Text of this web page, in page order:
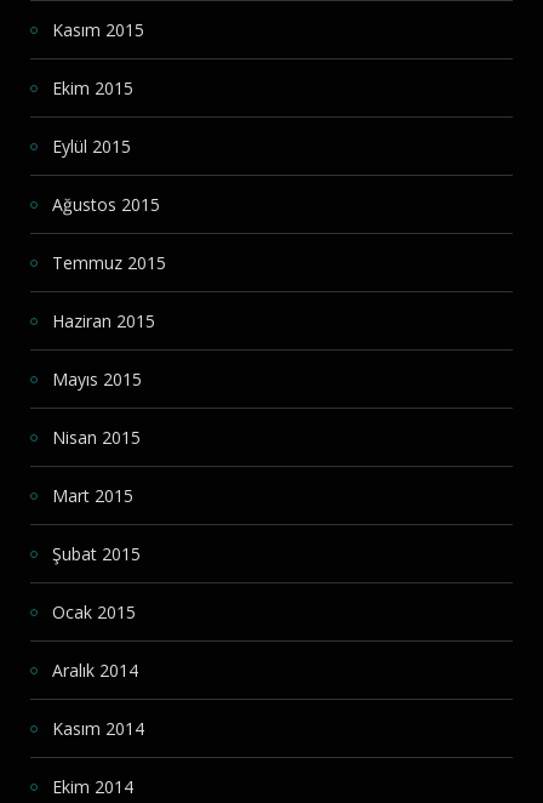
Kasım 2015
Ekim 2015
Eylül 2015
Ağustos 2015
Temmuz 2015
Haziran 2015
Mayıs 2015
Nisan 2015
Mart 2015
Şubat 2015
Ocak 2015
Aralık 2014
Kasım 2014
Ekim 2014